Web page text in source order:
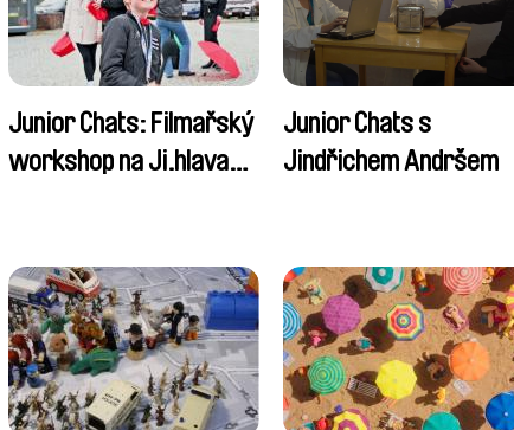
Junior Chats: Filmařský
workshop na Ji.hlava
Junior Chats s
Jindřichem Andršem